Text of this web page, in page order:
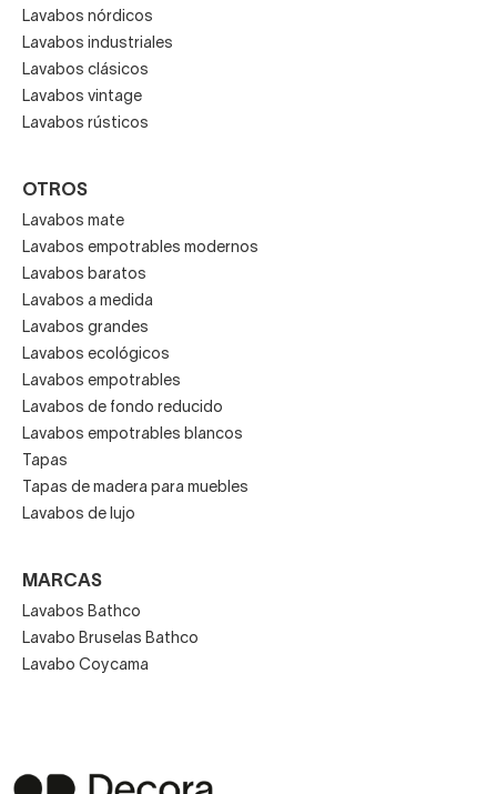
Lavabos nórdicos
Lavabos industriales
Lavabos clásicos
Lavabos vintage
Lavabos rústicos
OTROS
Lavabos mate
Lavabos empotrables modernos
Lavabos baratos
Lavabos a medida
Lavabos grandes
Lavabos ecológicos
Lavabos empotrables
Lavabos de fondo reducido
Lavabos empotrables blancos
Tapas
Tapas de madera para muebles
Lavabos de lujo
MARCAS
Lavabos Bathco
Lavabo Bruselas Bathco
Lavabo Coycama